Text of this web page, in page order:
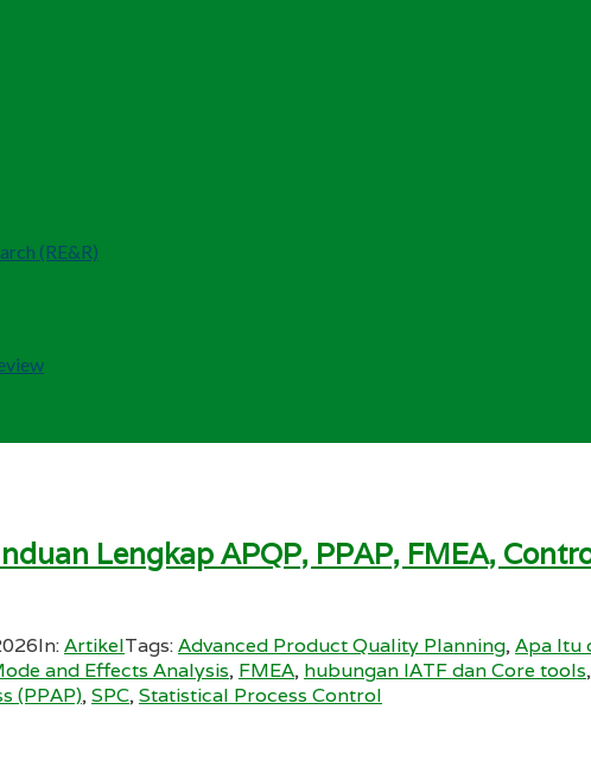
(RE&R)
Lengkap APQP, PPAP, FMEA,
In:ArtikelTags:Advanced Product Quality Planning,Apa Itu
and Effects Analysis, FMEA, hubungan IATF dan Core tools,
(PPAP),SPC,Statistical Process Control